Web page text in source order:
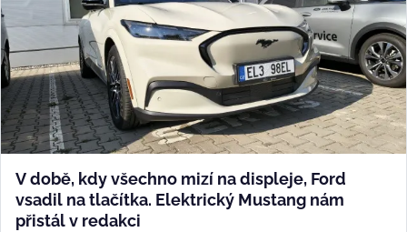
V době, kdy všechno mizí na displeje, Ford
vsadil na tlačítka. Elektrický Mustang nám
přistál v redakci